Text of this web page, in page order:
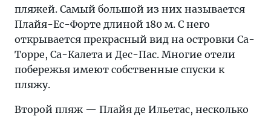
пляжей. Самый большой из них называется
Плайя-Ес-Форте длиной 180 м. С него
открывается прекрасный вид на островки Са-
Торре, Са-Калета и Дес-Пас. Многие отели
побережья имеют собственные спуски к
пляжу.
Второй пляж — Плайя де Ильетас, несколько